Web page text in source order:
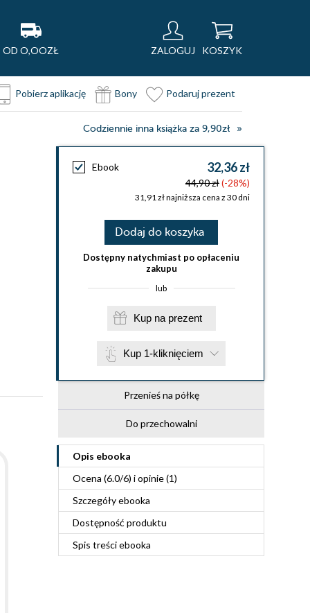
OD O,OOZŁ ZALOGUJ KOSZYK
Pobierz aplikację Bony Podaruj prezent
Codziennie inna książka za 9,90zł
Ebook 32,36 zł
44,90 zł(-28%)
31,91 zł najniższa cena z 30 dni
Dodaj do koszyka
Dostępny natychmiast po opłaceniu
zakupu
lub
Kup na prezent
Kup 1-kliknięciem
Przenieś na półkę
Do przechowalni
Opis ebooka
Ocena (6.0/6) i opinie (1)
Szczegółyebooka
Dostępność produktu
Spis treściebooka